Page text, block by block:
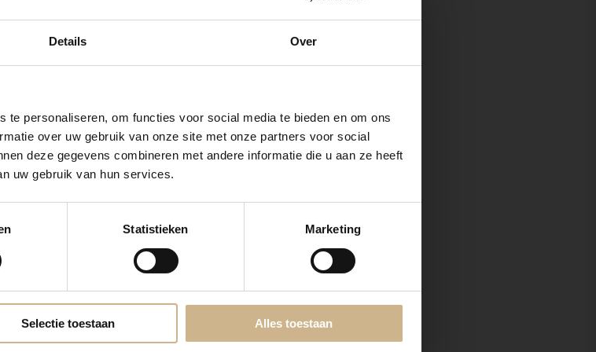
Details Over
te personaliseren, om functies voor social media te bieden en om ons
over uw gebruik van onze site met onze partners voor social
deze gegevens combineren met andere informatie die u aan ze heeft
uw gebruik van hun services.
Statistieken Marketing
Selectie toestaan Alles toestaan
6van 6 producten